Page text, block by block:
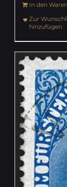
In den
Zur
hinzufügen